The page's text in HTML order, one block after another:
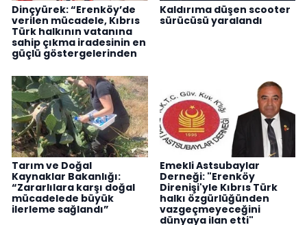
Dinçyürek: “Erenköy’de
verilen mücadele, Kıbrıs
Türk halkının vatanına
sahip çıkma iradesinin en
güçlü göstergelerinden
Kaldırıma düşen scooter
sürücüsü yaralandı
Tarım ve Doğal
Kaynaklar Bakanlığı:
“Zararlılara karşı doğal
mücadelede büyük
ilerleme sağlandı”
Emekli Astsubaylar
Derneği: "Erenköy
Direnişi'yle Kıbrıs Türk
halkı özgürlüğünden
vazgeçmeyeceğini
dünyaya ilan etti"